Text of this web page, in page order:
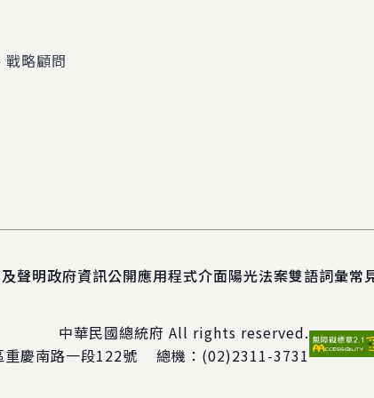
戰略顧問
聲明政府資訊公開應用程式介面陽光法案雙語詞彙常
中華民國總統府 All rights reserved.
慶南路一段122號 總機： (02)2311-3731